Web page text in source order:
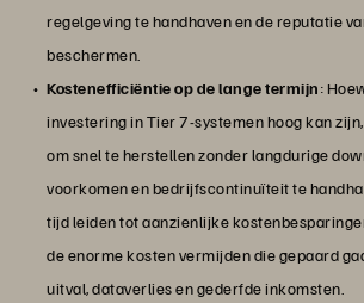
regelgeving te handhaven en de reputatie
beschermen.
Kostenefficiëntie op de lange termijn:
investering in Tier 7-systemen hoog kan
om snel te herstellen zonder langdurige
voorkomen en bedrijfscontinuïteit te
tijd leiden tot aanzienlijke
de enorme kosten vermijden die gepaard
uitval, dataverlies en gederfde inkomsten.